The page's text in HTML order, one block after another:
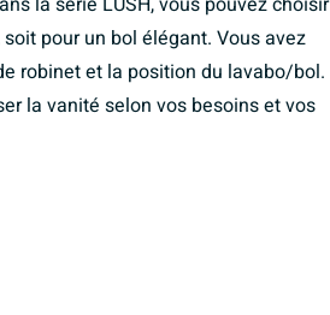
pour un bol élégant. Vous avez
robinet et la position du lavabo/bol.
la vanité selon vos besoins et vos